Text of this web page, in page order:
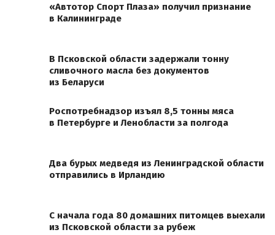
«Автотор Спорт Плаза» получил признание
в Калининграде
В Псковской области задержали тонну
сливочного масла без документов
из Беларуси
Роспотребнадзор изъял 8,5 тонны мяса
в Петербурге и Ленобласти за полгода
Два бурых медведя из Ленинградской области
отправились в Ирландию
С начала года 80 домашних питомцев выехали
из Псковской области за рубеж